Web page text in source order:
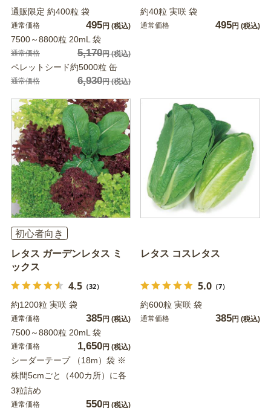
通販限定 約400粒 袋
通常価格 495円 (税込)
7500～8800粒 20mL 袋
通常価格 5,170円(税込)
ペレットシード約5000粒 缶
通常価格 6,930円(税込)
約40粒 実咲 袋
通常価格 495円 (税込)
初心者向き
レタス ガーデンレタス ミ
ックス
4.5（32）
約1200粒 実咲 袋
通常価格 385円 (税込)
7500～8800粒 20mL 袋
通常価格 1,650円 (税込)
シーダーテープ （18m）袋 ※
株間5cmごと（400カ所）に各
3粒詰め
通常価格 550円 (税込)
レタス コスレタス
5.0（7）
約600粒 実咲 袋
通常価格 385円 (税込)